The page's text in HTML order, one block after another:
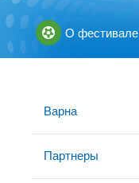
О фестивале
Варна
Партнеры